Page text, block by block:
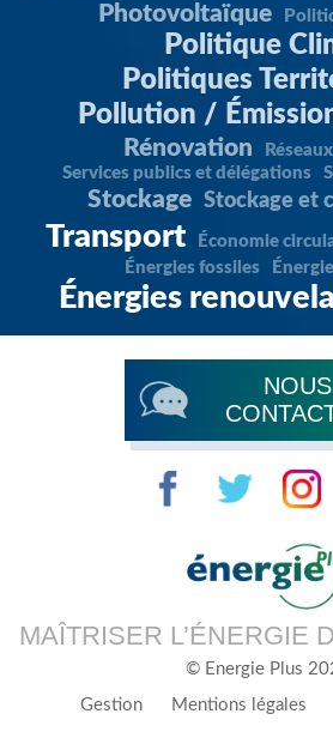
Photovoltaïque
Politique
Politiques
Pollution /
Rénovation
Services publics et délégations
Stockage Stockage et
Transport Économie
Énergies fossiles
Énergies
NOUS
MAÎTRISER L’ÉNERGIE
© Energie Plus
Gestion
Mentions légales